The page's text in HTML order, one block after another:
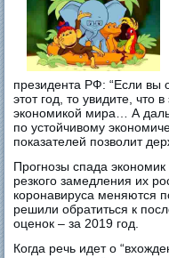
президента РФ: “Если вы
этот год, то увидите, что
экономикой мира… А
по устойчивому
показателей позволит
Прогнозы спада
резкого замедления их
коронавируса меняются
решили обратиться к
оценок – за 2019 год.
Когда речь идет о